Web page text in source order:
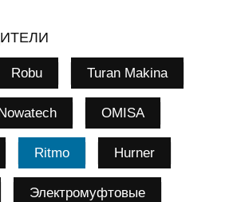
Robu Turan Makina
OMISA
Ritmo Hurner
Электромуфтовые